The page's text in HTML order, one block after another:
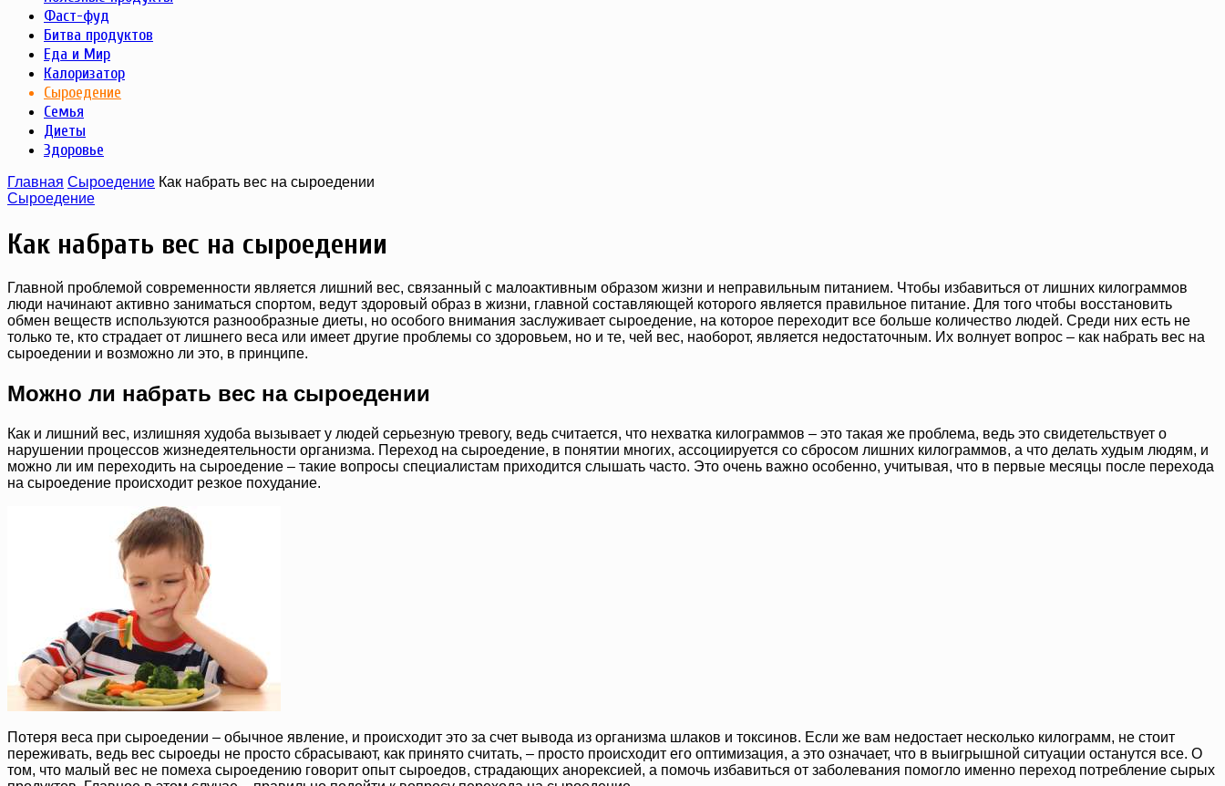
Фаст-фуд
Битва продуктов
Еда и Мир
Калоризатор
Сыроедение
Семья
Диеты
Здоровье
Главная Сыроедение Как набрать вес на сыроедении
Сыроедение
Как набрать вес на сыроедении
Главной проблемой современности является лишний вес, связанный с малоактивным образом жизни и неправильным питанием. Чтобы избавиться от лишних килограммов
люди начинают активно заниматься спортом, ведут здоровый образ в жизни, главной составляющей которого является правильное питание. Для того чтобы восстановить
обмен веществ используются разнообразные диеты, но особого внимания заслуживает сыроедение, на которое переходит все больше количество людей. Среди них есть не
только те, кто страдает от лишнего веса или имеет другие проблемы со здоровьем, но и те, чей вес, наоборот, является недостаточным. Их волнует вопрос – как набрать вес на
сыроедении и возможно ли это, в принципе.
Можно ли набрать вес на сыроедении
Как и лишний вес, излишняя худоба вызывает у людей серьезную тревогу, ведь считается, что нехватка килограммов – это такая же проблема, ведь это свидетельствует о
нарушении процессов жизнедеятельности организма. Переход на сыроедение, в понятии многих, ассоциируется со сбросом лишних килограммов, а что делать худым людям, и
можно ли им переходить на сыроедение – такие вопросы специалистам приходится слышать часто. Это очень важно особенно, учитывая, что в первые месяцы после перехода
на сыроедение происходит резкое похудание.
Потеря веса при сыроедении – обычное явление, и происходит это за счет вывода из организма шлаков и токсинов. Если же вам недостает несколько килограмм, не стоит
переживать, ведь вес сыроеды не просто сбрасывают, как принято считать, – просто происходит его оптимизация, а это означает, что в выигрышной ситуации останутся все. О
том, что малый вес не помеха сыроедению говорит опыт сыроедов, страдающих анорексией, а помочь избавиться от заболевания помогло именно переход потребление сырых